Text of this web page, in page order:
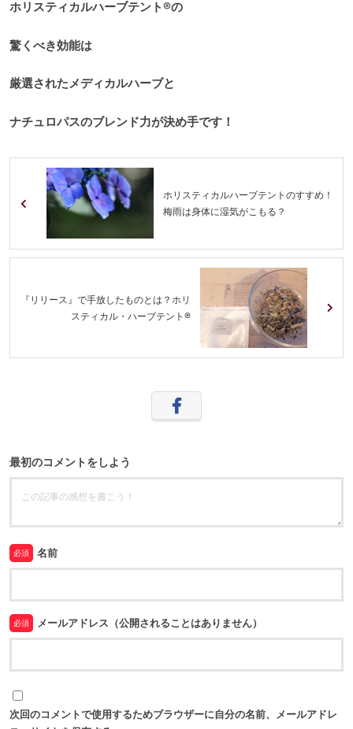
ホリスティカルハーブテント®の
驚くべき効能は
厳選されたメディカルハーブと
ナチュロパスのブレンド力が決め手です！
ホリスティカルハーブテントのすすめ！
梅雨は身体に湿気がこもる？
『リリース』で手放したものとは？ホリ
スティカル・ハーブテント®
最初のコメントをしよう
必須 名前
必須 メールアドレス（公開されることはありません）
次回のコメントで使用するためブラウザーに自分の名前、メールアドレ